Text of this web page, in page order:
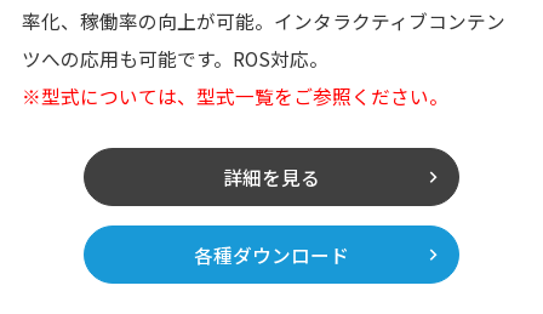
率化、稼働率の向上が可能。インタラクティブコンテン
ツへの応用も可能です。ROS対応。
※型式については、型式一覧をご参照ください。
詳細を見る
各種ダウンロード